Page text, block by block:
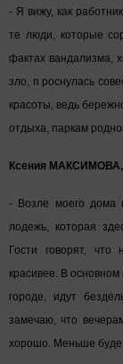
- Я вижу, как
те люди, которые
фактах вандализма,
зло, п роснулась
красоты, ведь
отдыха, паркам
Ксения МАКСИМОВА,
- Возле моего дома
лодежь, которая
Гости говорят,
красивее. В
городе, идут
замечаю, что
хорошо. Меньше